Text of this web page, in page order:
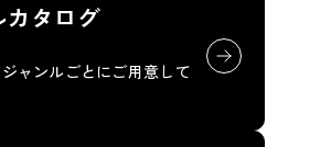
カタログ
ャンルごとにご用意して